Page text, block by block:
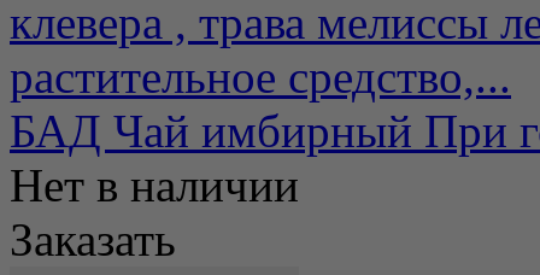
клевера , трава мелиссы
растительное средство,...
БАД Чай имбирный При
Нет в наличии
Заказать